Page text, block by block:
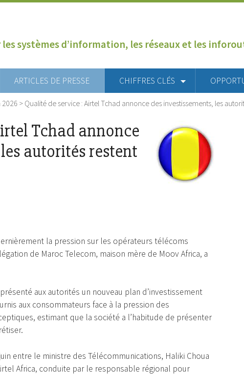
systèmes d’information, les réseaux et les
ARTICLES DE PRESSE CHIFFRES CLÉS
2026 > Qualité de service : Airtel Tchad annonce des investissements, les
Tchad annonce
autorités restent
la pression sur les opérateurs télécoms
de Maroc Telecom, maison mère de Moov Africa, a
aux autorités un nouveau plan d’investissement
aux consommateurs face à la pression des
estimant que la société a l’habitude de présenter
entre le ministre des Télécommunications, Haliki Choua
Africa, conduite par le responsable régional pour